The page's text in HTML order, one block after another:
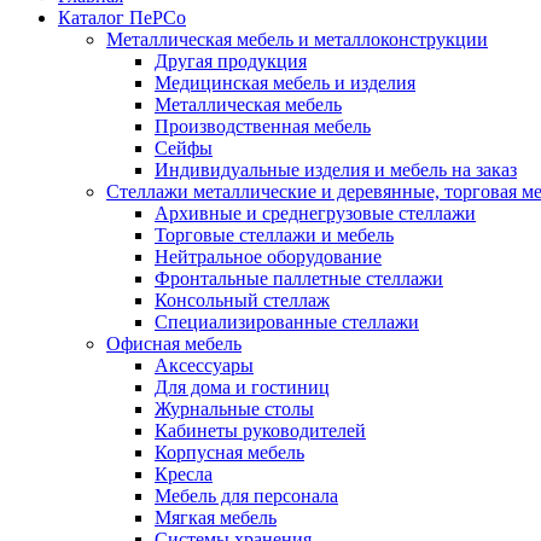
Каталог ПеРСо
Металлическая мебель и металлоконструкции
Другая продукция
Медицинская мебель и изделия
Металлическая мебель
Производственная мебель
Сейфы
Индивидуальные изделия и мебель на заказ
Стеллажи металлические и деревянные, торговая
Архивные и среднегрузовые стеллажи
Торговые стеллажи и мебель
Нейтральное оборудование
Фронтальные паллетные стеллажи
Консольный стеллаж
Специализированные стеллажи
Офисная мебель
Аксессуары
Для дома и гостиниц
Журнальные столы
Кабинеты руководителей
Корпусная мебель
Кресла
Мебель для персонала
Мягкая мебель